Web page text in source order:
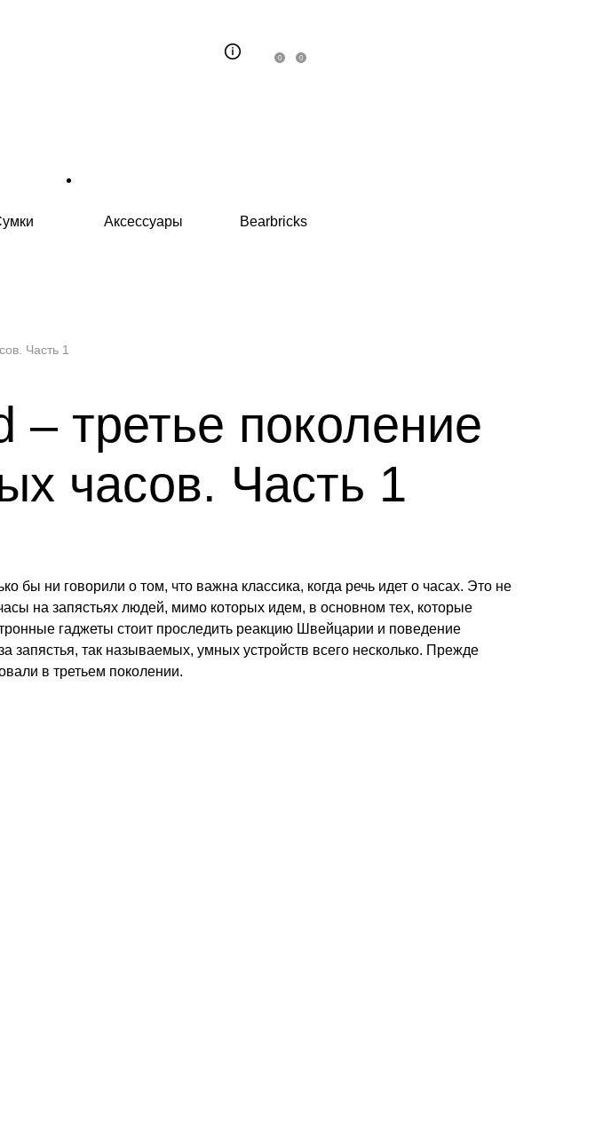
0 0
Аксессуары Bearbricks
Часть 1
– третье поколение
часов. Часть 1
бы ни говорили о том, что важна классика, когда речь идет о часах. Это не
на запястьях людей, мимо которых идем, в основном тех, которые
гаджеты стоит проследить реакцию Швейцарии и поведение
запястья, так называемых, умных устройств всего несколько. Прежде
в третьем поколении.